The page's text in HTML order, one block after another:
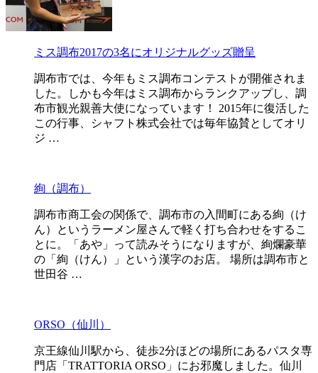
ミス調布2017の3名にオリジナルグッズ贈呈
調布市では、今年もミス調布コンテストが開催されま
した。しかも今年はミス調布からランクアップし、調
布市観光親善大使になっています！ 2015年に復活した
この行事、シャフト株式会社では毎年協賛としてオリ
ジ …
絢（調布）
調布市商工会の関係で、調布市の入間町にある絢（け
ん）というラーメン屋さんで軽く打ち合わせをするこ
とに。「あや」って読みそうになりますが、絢爛豪華
の「絢（けん）」という漢字のお店。 場所は調布市と
世田谷 …
ORSO（仙川）
京王線仙川駅から、徒歩2分ほどの場所にあるパスタ専
門店「TRATTORIA ORSO」にお邪魔しました。仙川